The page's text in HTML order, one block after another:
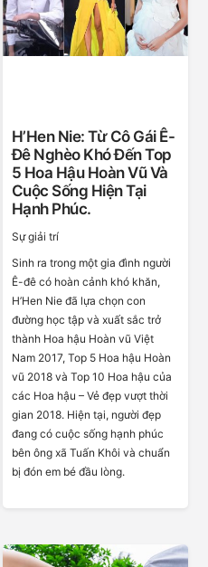
H’Hen Nie: Từ Cô Gái Ê-
Đê Nghèo Khó Đến Top
5 Hoa Hậu Hoàn Vũ Và
Cuộc Sống Hiện Tại
Hạnh Phúc.
Sự giải trí
Sinh ra trong một gia đình người
Ê-đê có hoàn cảnh khó khăn,
H’Hen Nie đã lựa chọn con
đường học tập và xuất sắc trở
thành Hoa hậu Hoàn vũ Việt
Nam 2017, Top 5 Hoa hậu Hoàn
vũ 2018 và Top 10 Hoa hậu của
các Hoa hậu – Vẻ đẹp vượt thời
gian 2018. Hiện tại, người đẹp
đang có cuộc sống hạnh phúc
bên ông xã Tuấn Khôi và chuẩn
bị đón em bé đầu lòng.